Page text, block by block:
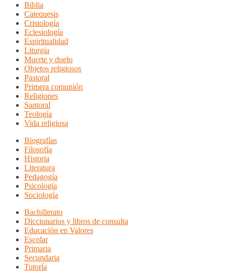
Biblia
Catequesis
Cristología
Eclesiología
Espiritualidad
Liturgia
Muerte y duelo
Objetos religiosos
Pastoral
Primera comunión
Religiones
Santoral
Teología
Vida religiosa
Biografías
Filosofía
Historia
Literatura
Pedagogía
Psicología
Sociología
Bachillerato
Diccionarios y libros de consulta
Educación en Valores
Escolar
Primaria
Secundaria
Tutoría